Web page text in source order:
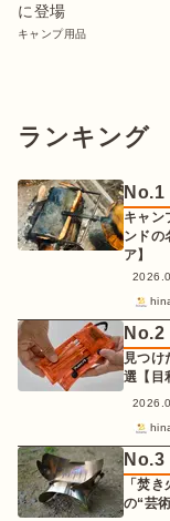
に登場
キャンプ用品
ランキング
No.1
キャン
ンドの
ア】
No.2
見つけ
選【目
No.3
「焚
の“芸